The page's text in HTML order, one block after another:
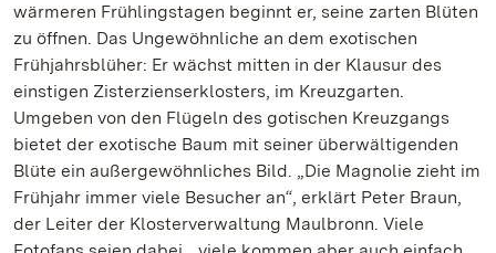
wärmeren Frühlingstagen beginnt er, seine zarten Blüten
zu öffnen. Das Ungewöhnliche an dem exotischen
Frühjahrsblüher: Er wächst mitten in der Klausur des
einstigen Zisterzienserklosters, im Kreuzgarten.
Umgeben von den Flügeln des gotischen Kreuzgangs
bietet der exotische Baum mit seiner überwältigenden
Blüte ein außergewöhnliches Bild. „Die Magnolie zieht im
Frühjahr immer viele Besucher an“, erklärt Peter Braun,
der Leiter der Klosterverwaltung Maulbronn. Viele